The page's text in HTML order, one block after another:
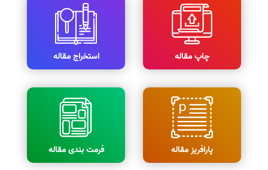
چاپ مقاله استخراج مقاله
پارافریز مقاله فرمت بندی مقاله